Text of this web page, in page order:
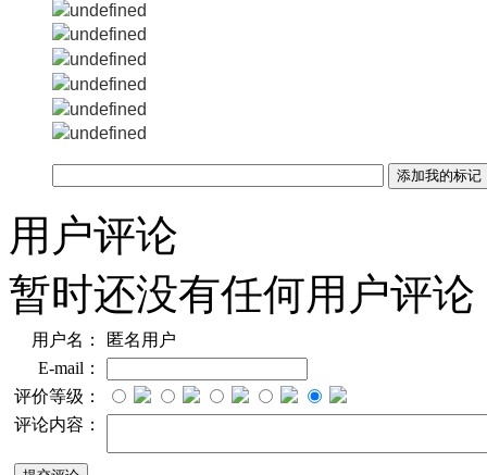
用户评论
暂时还没有任何用户评论
用户名：
匿名用户
E-mail：
评价等级：
评论内容：